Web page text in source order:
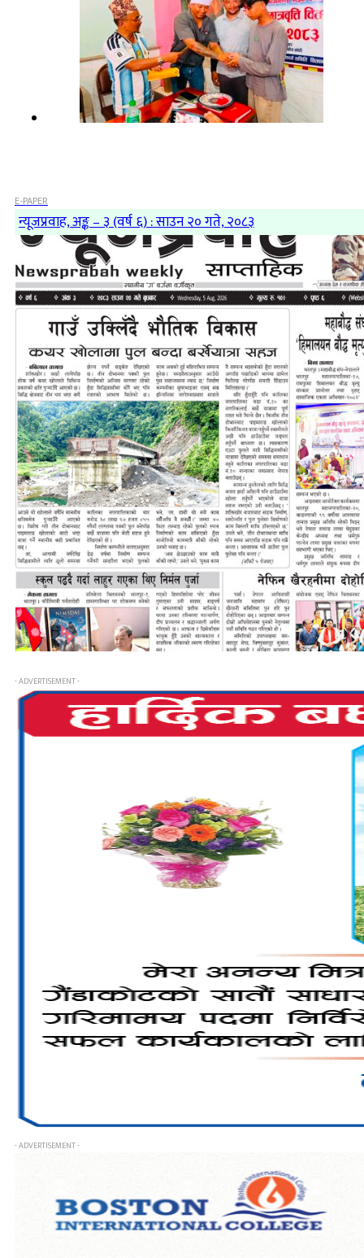
E-PAPER
न्यूजप्रवाह, अङ्क – ३ (वर्ष ६) : साउन २० गते, २०८३
- ADVERTISEMENT -
- ADVERTISEMENT -